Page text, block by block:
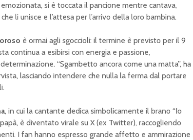
si è toccata il pancione mentre cantava,
li unisce e l’attesa per l’arrivo della loro bambina.
è ormai agli sgoccioli: il termine è previsto per il 9
continua a esibirsi con energia e passione,
“Sgambetto ancora come una matta”, ha
lasciando intendere che nulla la ferma dal portare
, in cui la cantante dedica simbolicamente il brano “Io
è diventato virale su X (ex Twitter), raccogliendo
I fan hanno espresso grande affetto e ammirazione